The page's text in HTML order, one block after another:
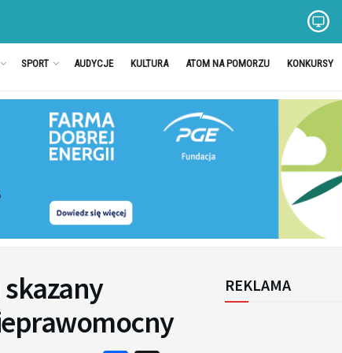
SPORT AUDYCJE KULTURA ATOM NA POMORZU KONKURSY
REKLAMA